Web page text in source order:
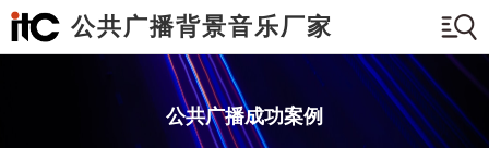
公共广播背景音乐厂家
公共广播成功案例